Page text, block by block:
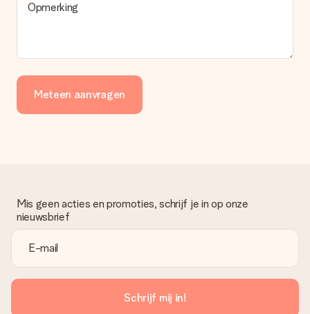
Opmerking
Meteen aanvragen
Mis geen acties en promoties, schrijf je in op onze
nieuwsbrief
Schrijf mij in!